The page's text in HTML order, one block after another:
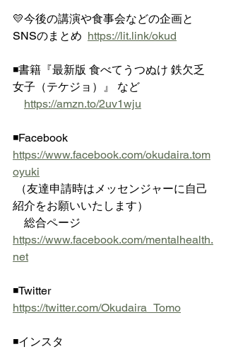
💛今後の講演や食事会などの企画と
SNSのまとめ https://lit.link/okud
◾️書籍『最新版 食べてうつぬけ 鉄欠乏
女子（テケジョ）』 など
https://amzn.to/2uv1wju
◾️Facebook
https://www.facebook.com/okudaira.tom
oyuki
紹介をお願いいたします）
総合ページ
https://www.facebook.com/mentalhealth.
net
◾️Twitter
https://twitter.com/Okudaira_Tomo
◾️インスタ